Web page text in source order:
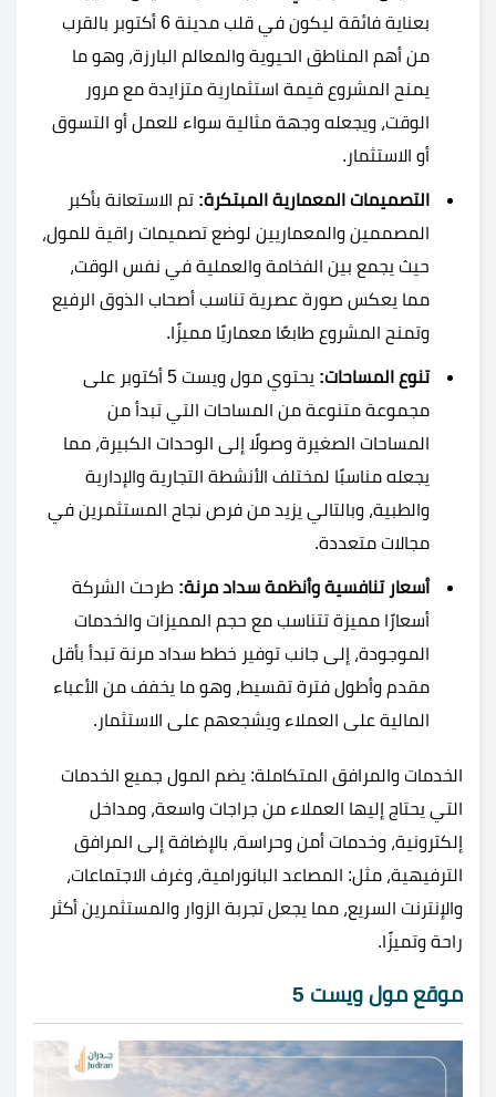
بعناية فائقة ليكون في قلب مدينة 6 أكتوبر بالقرب
من أهم المناطق الحيوية والمعالم البارزة، وهو ما
يمنح المشروع قيمة استثمارية متزايدة مع مرور
الوقت، ويجعله وجهة مثالية سواء للعمل أو التسوق
أو الاستثمار.
التصميمات المعمارية المبتكرة: تم الاستعانة بأكبر
المصممين والمعماريين لوضع تصميمات راقية للمول،
حيث يجمع بين الفخامة والعملية في نفس الوقت،
مما يعكس صورة عصرية تناسب أصحاب الذوق الرفيع
وتمنح المشروع طابعًا معماريًا مميزًا.
تنوع المساحات:
يحتوي مول ويست 5 أكتوبر على
مجموعة متنوعة من المساحات التي تبدأ من
المساحات الصغيرة وصولًا إلى الوحدات الكبيرة، مما
يجعله مناسبًا لمختلف الأنشطة التجارية والإدارية
والطبية، وبالتالي يزيد من فرص نجاح المستثمرين في
مجالات متعددة.
أسعار تنافسية وأنظمة سداد مرنة: طرحت الشركة
أسعارًا مميزة تتناسب مع حجم المميزات والخدمات
الموجودة، إلى جانب توفير خطط سداد مرنة تبدأ بأقل
مقدم وأطول فترة تقسيط، وهو ما يخفف من الأعباء
المالية على العملاء ويشجعهم على الاستثمار.
الخدمات والمرافق المتكاملة: يضم المول جميع الخدمات
التي يحتاج إليها العملاء من جراجات واسعة، ومداخل
إلكترونية، وخدمات أمن وحراسة، بالإضافة إلى المرافق
الترفيهية، مثل: المصاعد البانورامية، وغرف الاجتماعات،
والإنترنت السريع، مما يجعل تجربة الزوار والمستثمرين أكثر
راحة وتميزًا.
موقع مول ويست 5